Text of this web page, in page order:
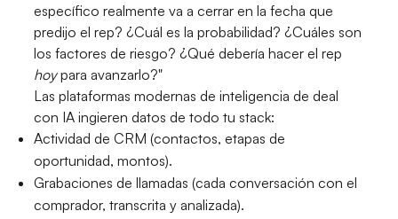
específico realmente va a cerrar en la fecha que
predijo el rep? ¿Cuál es la probabilidad? ¿Cuáles son
los factores de riesgo? ¿Qué debería hacer el rep
hoypara avanzarlo?"
Las plataformas modernas de inteligencia de deal
con IA ingieren datos de todo tu stack:
Actividad de CRM (contactos, etapas de
oportunidad, montos).
Grabaciones de llamadas (cada conversación con el
comprador, transcrita y analizada).